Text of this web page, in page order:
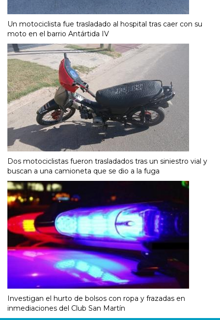
Un motociclista fue trasladado al hospital tras caer con su
moto en el barrio Antártida IV
Dos motociclistas fueron trasladados tras un siniestro vial y
buscan a una camioneta que se dio a la fuga
Investigan el hurto de bolsos con ropa y frazadas en
inmediaciones del Club San Martín